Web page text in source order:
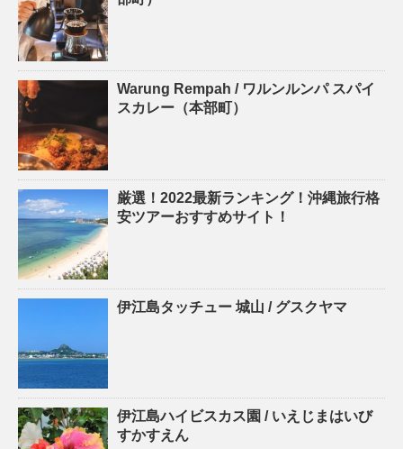
Warung Rempah / ワルンルンパ スパイ
スカレー（本部町）
厳選！2022最新ランキング！沖縄旅行格
安ツアーおすすめサイト！
伊江島タッチュー 城山 / グスクヤマ
伊江島ハイビスカス園 / いえじまはいび
すかすえん